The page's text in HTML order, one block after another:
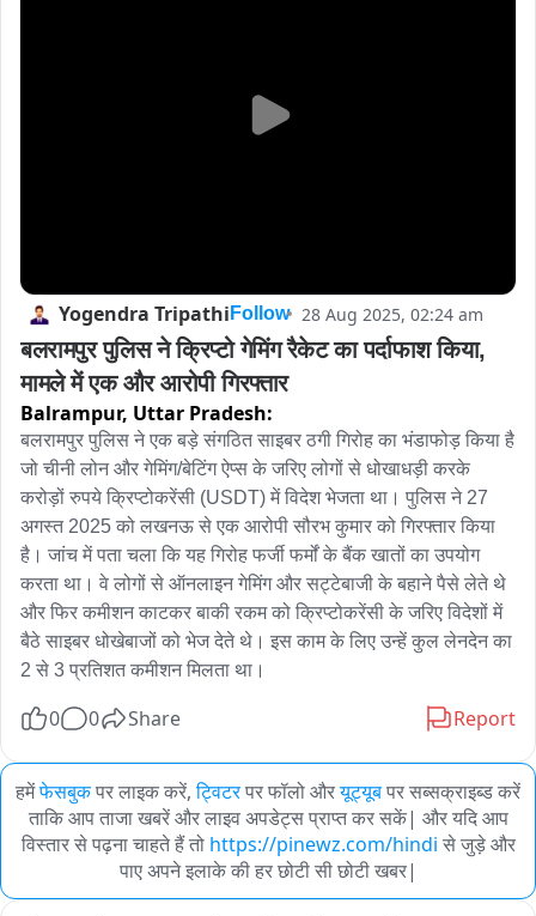
Yogendra Tripathi Follow 28 Aug 2025, 02:24 am
बलरामपुर पुलिस ने क्रिप्टो गेमिंग रैकेट का पर्दाफाश किया,
मामले में एक और आरोपी गिरफ्तार
Balrampur, Uttar Pradesh:
बलरामपुर पुलिस ने एक बड़े संगठित साइबर ठगी गिरोह का भंडाफोड़ किया है
जो चीनी लोन और गेमिंग/बेटिंग ऐप्स के जरिए लोगों से धोखाधड़ी करके
करोड़ों रुपये क्रिप्टोकरेंसी (USDT) में विदेश भेजता था। पुलिस ने 27
अगस्त 2025 को लखनऊ से एक आरोपी सौरभ कुमार को गिरफ्तार किया
है। जांच में पता चला कि यह गिरोह फर्जी फर्मों के बैंक खातों का उपयोग
करता था। वे लोगों से ऑनलाइन गेमिंग और सट्टेबाजी के बहाने पैसे लेते थे
और फिर कमीशन काटकर बाकी रकम को क्रिप्टोकरेंसी के जरिए विदेशों में
बैठे साइबर धोखेबाजों को भेज देते थे। इस काम के लिए उन्हें कुल लेनदेन का
2 से 3 प्रतिशत कमीशन मिलता था।
0 0 Share Report
हमेंफेसबुकपर लाइक करें, ट्विटरपर फॉलो औरयूट्यूबपर सब्सक्राइब्ड करें
ताकि आप ताजा खबरें और लाइव अपडेट्स प्राप्त कर सकें| और यदि आप
विस्तार से पढ़ना चाहते हैं तो https://pinewz.com/hindi से जुड़े और
पाए अपने इलाके की हर छोटी सी छोटी खबर|